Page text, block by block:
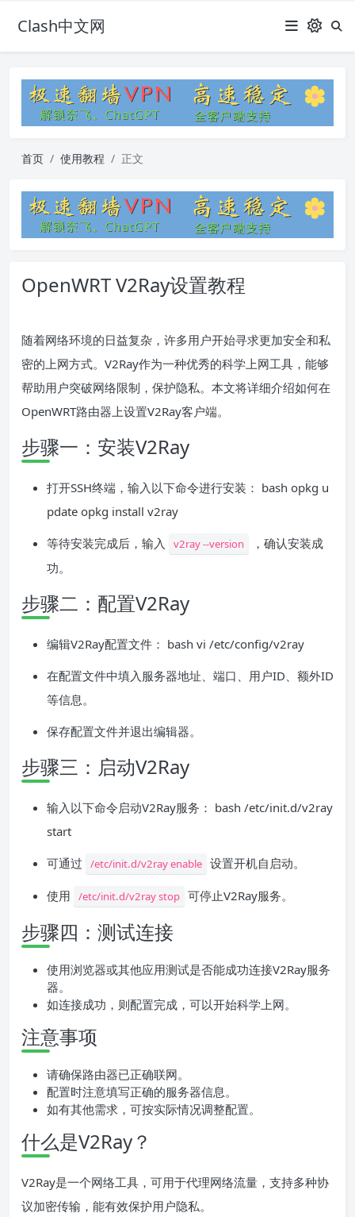
Clash中文网
首页 使用教程 正文
OpenWRT V2Ray设置教程
随着网络环境的日益复杂，许多用户开始寻求更加安全和私
密的上网方式。V2Ray作为一种优秀的科学上网工具，能够
帮助用户突破网络限制，保护隐私。本文将详细介绍如何在
OpenWRT路由器上设置V2Ray客户端。
步骤一：安装V2Ray
打开SSH终端，输入以下命令进行安装： bash opkg u
pdate opkg install v2ray
等待安装完成后，输入
v2ray --version
，确认安装成
功。
步骤二：配置V2Ray
编辑V2Ray配置文件： bash vi /etc/config/v2ray
在配置文件中填入服务器地址、端口、用户ID、额外ID
等信息。
保存配置文件并退出编辑器。
步骤三：启动V2Ray
输入以下命令启动V2Ray服务： bash /etc/init.d/v2ray
start
可通过
/etc/init.d/v2ray enable 设置开机自启动。
使用 /etc/init.d/v2ray stop 可停止V2Ray服务。
步骤四：测试连接
使用浏览器或其他应用测试是否能成功连接V2Ray服务
器。
如连接成功，则配置完成，可以开始科学上网。
注意事项
请确保路由器已正确联网。
配置时注意填写正确的服务器信息。
如有其他需求，可按实际情况调整配置。
什么是V2Ray？
V2Ray是一个网络工具，可用于代理网络流量，支持多种协
议加密传输，能有效保护用户隐私。